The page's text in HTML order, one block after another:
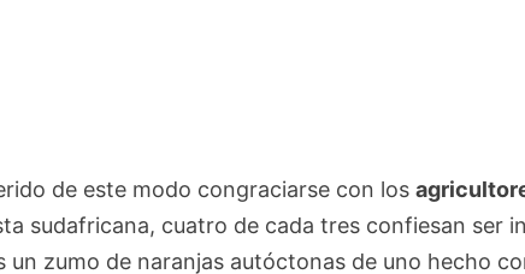
de este modo congraciarse con los
sudafricana, cuatro de cada tres confiesan ser
zumo de naranjas autóctonas de uno hecho